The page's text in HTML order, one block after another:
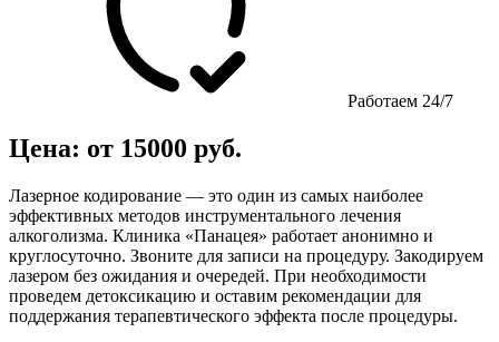
Работаем 24/7
Цена: от 15000 руб.
Лазерное кодирование — это один из самых наиболее
эффективных методов инструментального лечения
алкоголизма. Клиника «Панацея» работает анонимно и
круглосуточно. Звоните для записи на процедуру. Закодируем
лазером без ожидания и очередей. При необходимости
проведем детоксикацию и оставим рекомендации для
поддержания терапевтического эффекта после процедуры.